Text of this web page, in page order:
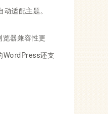
适配主题。
器兼容性更
WordPress还支